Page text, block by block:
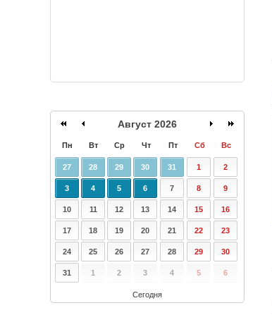
Август 2026
Пн Вт Ср Чт Пт Сб Вс
27 28 29 30 31 1 2
3 4 5 6 7 8 9
10 11 12 13 14 15 16
17 18 19 20 21 22 23
24 25 26 27 28 29 30
31 1 2 3 4 5 6
Сегодня